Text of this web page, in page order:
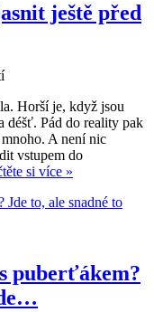
ještě před
Horší je, když jsou
déšť. Pád do reality pak
A není nic
vstupem do
si více »
puberťákem?